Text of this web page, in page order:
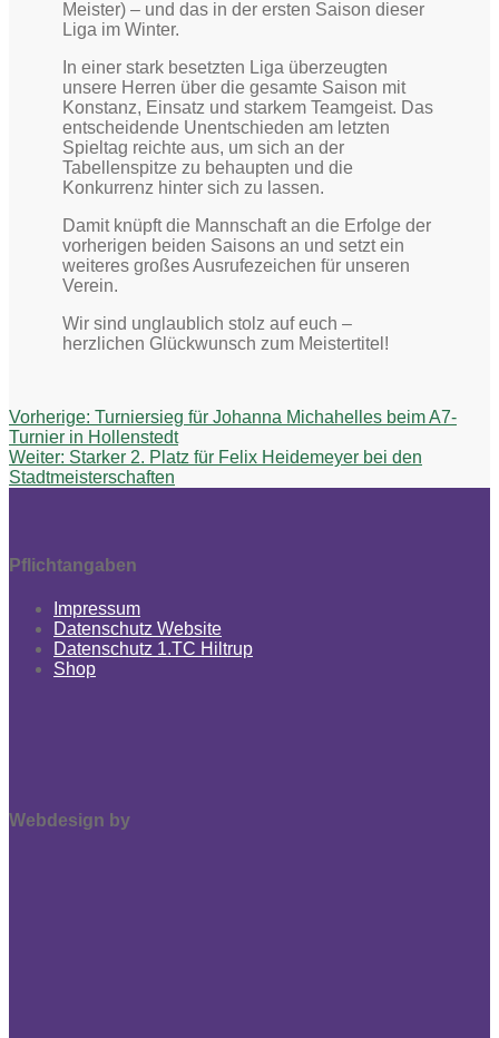
Meister) – und das in der ersten Saison dieser
Liga im Winter.
In einer stark besetzten Liga überzeugten
unsere Herren über die gesamte Saison mit
Konstanz, Einsatz und starkem Teamgeist. Das
entscheidende Unentschieden am letzten
Spieltag reichte aus, um sich an der
Tabellenspitze zu behaupten und die
Konkurrenz hinter sich zu lassen.
Damit knüpft die Mannschaft an die Erfolge der
vorherigen beiden Saisons an und setzt ein
weiteres großes Ausrufezeichen für unseren
Verein.
Wir sind unglaublich stolz auf euch –
herzlichen Glückwunsch zum Meistertitel!
Beitragsnavigation
Vorherige: Vorheriger
Beitrag:
Turniersieg für Johanna Michahelles beim A7-
Turnier in Hollenstedt
Weiter: Nächster
Beitrag:
Starker 2. Platz für Felix Heidemeyer bei den
Stadtmeisterschaften
Pflichtangaben
Impressum
Datenschutz Website
Datenschutz 1.TC Hiltrup
Shop
Webdesign by